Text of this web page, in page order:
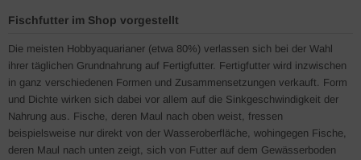
Fischfutter im Shop vorgestellt
Die meisten Hobbyaquarianer (etwa 80%) verlassen sich bei der Wahl
ihrer täglichen Grundnahrung auf Fertigfutter. Fertigfutter wird inzwischen
in ganz verschiedenen Formen und Zusammensetzungen verkauft. Form
und Dichte wirken sich dabei vor allem auf die Sinkgeschwindigkeit der
Nahrung aus. Fische, deren Maul nach oben weist, fressen
beispielsweise nur direkt von der Wasseroberfläche, wohingegen Fische,
deren Maul nach unten zeigt, sich von Futter auf dem Gewässerboden